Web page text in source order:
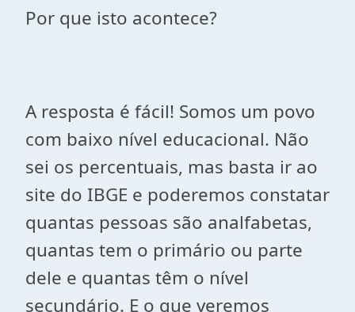
Por que isto acontece?
A resposta é fácil! Somos um povo
com baixo nível educacional. Não
sei os percentuais, mas basta ir ao
site do IBGE e poderemos constatar
quantas pessoas são analfabetas,
quantas tem o primário ou parte
dele e quantas têm o nível
secundário. E o que veremos